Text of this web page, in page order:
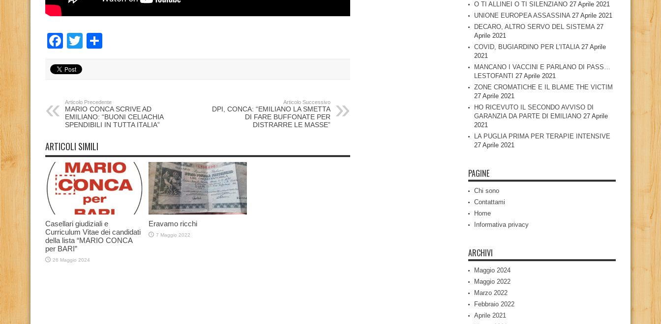
Facebook
Twitter
Articolo Precedente
MARIO CONCA SCRIVE AD
EMILIANO: “BUONI CELIACHIA
SPENDIBILI IN TUTTA ITALIA”
Articolo Successivo
DPI, CONCA: “EMILIANO LA SMETTA
DI FARE BUFFONATE PER
DISTRARRE LE MASSE”
ARTICOLI SIMILI
Casellari giudiziali e
Curriculum Vitae dei candidati
della lista “MARIO CONCA
per BARI”
26 Maggio 2024
Eravamo ricchi
7 Maggio 2022
O TI ALLINEI O TI SILENZIANO 27 Aprile 2021
UNIONE EUROPEA ASSASSINA 27 Aprile 2021
DECARO, ALTRO SERVO DEL SISTEMA 27
Aprile 2021
COVID, BUGIARDINO PER L’ITALIA 27 Aprile
2021
MANCANO I VACCINI E PARLANO DI PASS…
LESTOFANTI 27 Aprile 2021
ZONE CROMATICHE E IL BLAME THE VICTIM
27 Aprile 2021
HO RICEVUTO IL SECONDO AVVISO DI
GARANZIA DA PARTE DI EMILIANO 27 Aprile
2021
LA PUGLIA PRIMA PER TERAPIE INTENSIVE
27 Aprile 2021
PAGINE
Chi sono
Contattami
Home
Informativa privacy
ARCHIVI
Maggio 2024
Maggio 2022
Marzo 2022
Febbraio 2022
Aprile 2021